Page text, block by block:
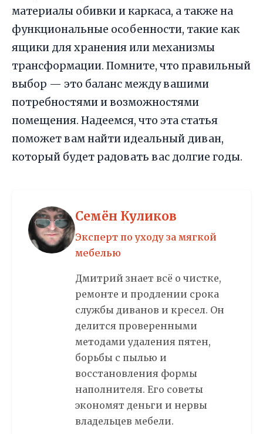
материалы обивки и каркаса, а также на
функциональные особенности, такие как
ящики для хранения или механизмы
трансформации. Помните, что правильный
выбор — это баланс между вашими
потребностями и возможностями
помещения. Надеемся, что эта статья
поможет вам найти идеальный диван,
который будет радовать вас долгие годы.
Семён Куликов
Эксперт по уходу за мягкой
мебелью
Дмитрий знает всё о чистке,
ремонте и продлении срока
службы диванов и кресел. Он
делится проверенными
методами удаления пятен,
борьбы с пылью и
восстановления формы
наполнителя. Его советы
экономят деньги и нервы
владельцев мебели.